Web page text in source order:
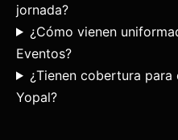
jornada?
¿Cómo vienen
Eventos?
¿Tienen cobertura
Yopal?